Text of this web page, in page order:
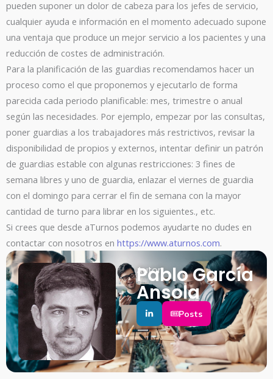
pueden suponer un dolor de cabeza para los jefes de servicio,
cualquier ayuda e información en el momento adecuado supone
una ventaja que produce un mejor servicio a los pacientes y una
reducción de costes de administración.
Para la planificación de las guardias recomendamos hacer un
proceso como el que proponemos y ejecutarlo de forma
parecida cada periodo planificable: mes, trimestre o anual
según las necesidades. Por ejemplo, empezar por las consultas,
poner guardias a los trabajadores más restrictivos, revisar la
disponibilidad de propios y externos, intentar definir un patrón
de guardias estable con algunas restricciones: 3 fines de
semana libres y uno de guardia, enlazar el viernes de guardia
con el domingo para cerrar el fin de semana con la mayor
cantidad de turno para librar en los siguientes., etc.
Si crees que desde aTurnos podemos ayudarte no dudes en
contactar con nosotros en https://www.aturnos.com.
Autor
Pablo García
Ansola
Posts